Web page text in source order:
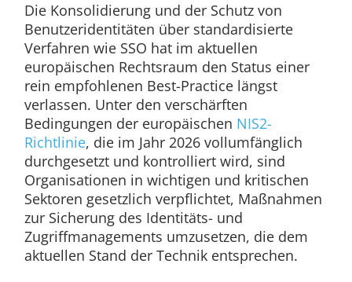
Die Konsolidierung und der Schutz von
Benutzeridentitäten über standardisierte
Verfahren wie SSO hat im aktuellen
europäischen Rechtsraum den Status einer
rein empfohlenen Best-Practice längst
verlassen. Unter den verschärften
Bedingungen der europäischen NIS2-
Richtlinie, die im Jahr 2026 vollumfänglich
durchgesetzt und kontrolliert wird, sind
Organisationen in wichtigen und kritischen
Sektoren gesetzlich verpflichtet, Maßnahmen
zur Sicherung des Identitäts- und
Zugriffmanagements umzusetzen, die dem
aktuellen Stand der Technik entsprechen.